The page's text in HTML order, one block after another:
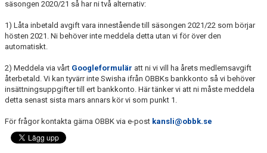
säsongen 2020/21 så har ni två alternativ:
1) Låta inbetald avgift vara innestående till säsongen 2021/22 som börjar
hösten 2021. Ni behöver inte meddela detta utan vi för över den
automatiskt.
2) Meddela via vårt Googleformulär att ni vi vill ha årets medlemsavgift
återbetald. Vi kan tyvärr inte Swisha ifrån OBBKs bankkonto så vi behöver
insättningsuppgifter till ert bankkonto. Här tänker vi att ni måste meddela
detta senast sista mars annars kör vi som punkt 1.
För frågor kontakta gärna OBBK via e-post kansli@obbk.se